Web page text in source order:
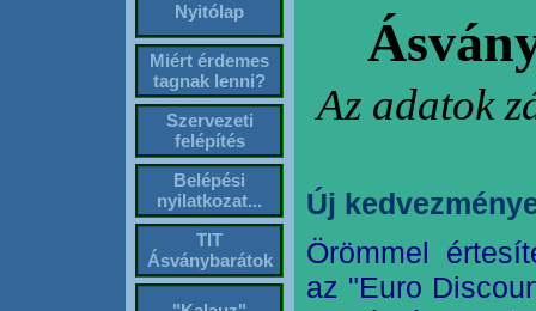
Nyitólap
Miért érdemes
tagnak lenni?
Szervezeti
felépítés
Belépési
nyilatkozat...
TIT
Ásványbarátok
Az adatok
Új
Örömmel
az "Euro